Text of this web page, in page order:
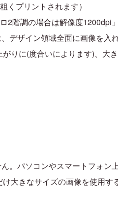
プリントされます）
階調の場合は解像度1200dpi」
デザイン領域全面に画像を入
りに(度合いによります)、大
。パソコンやスマートフォン
大きなサイズの画像を使用す